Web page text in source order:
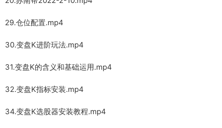
29.仓位配置.mp4
30.变盘K进阶玩法.mp4
31.变盘K的含义和基础运用.mp4
32.变盘K指标安装.mp4
34.变盘K选股器安装教程.mp4